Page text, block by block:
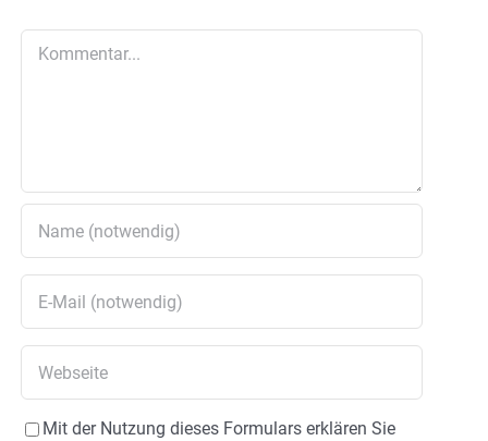
Mit der Nutzung dieses Formulars erklären Sie